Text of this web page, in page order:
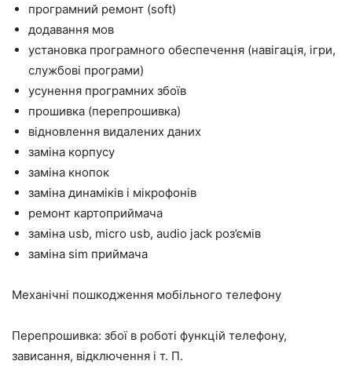
програмний ремонт (soft)
додавання мов
установка програмного обеспечення (навігація, ігри,
службові програми)
усунення програмних збоїв
прошивка (перепрошивка)
відновлення видалених даних
заміна корпусу
заміна кнопок
заміна динаміків і мікрофонів
ремонт картоприймача
заміна usb, micro usb, audio jack роз’ємів
заміна sim приймача
Механічні пошкодження мобільного телефону
Перепрошивка: збої в роботі функцій телефону,
зависання, відключення і т. П.